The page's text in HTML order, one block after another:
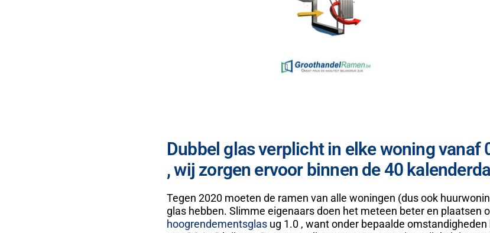
Dubbel glas verplicht in elke woning vanaf
, wij zorgen ervoor binnen de 40
Tegen 2020 moeten de ramen van alle woningen (dus ook
glas hebben. Slimme eigenaars doen het meteen beter en plaatsen
hoogrendementsglasug 1.0 , want onder bepaalde omstandigheden